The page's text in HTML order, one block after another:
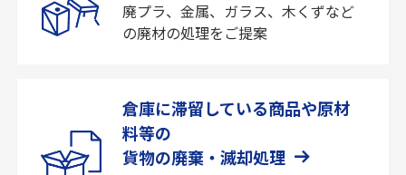
廃プラ、金属、ガラス、木くずなど
の廃材の処理をご提案
倉庫に滞留している商品や原材
料等の
貨物の廃棄・滅却処理